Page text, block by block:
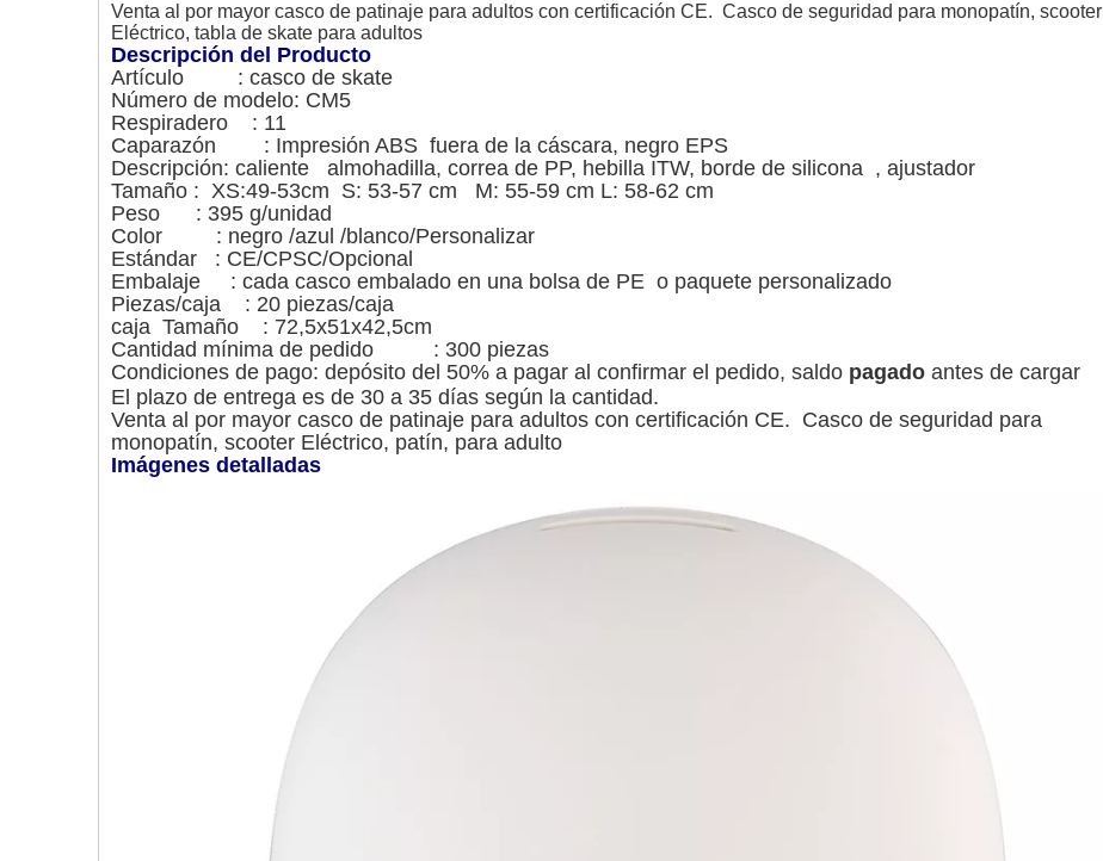
Venta al por mayor casco de patinaje para adultos con certificación CE. Casco de seguridad para monopatín, scooter
Eléctrico, tabla de skate para adultos
Descripción del Producto
Artículo : casco de skate
Número de modelo: CM5
Respiradero : 11
Caparazón : Impresión ABS fuera de la cáscara, negro EPS
Descripción: caliente almohadilla, correa de PP, hebilla ITW, borde de silicona , ajustador
Tamaño : XS:49-53cm S: 53-57 cm M: 55-59 cm L: 58-62 cm
Peso : 395 g/unidad
Color : negro /azul /blanco/Personalizar
Estándar : CE/CPSC/Opcional
Embalaje : cada casco embalado en una bolsa de PE o paquete personalizado
Piezas/caja : 20 piezas/caja
caja Tamaño : 72,5x51x42,5cm
Cantidad mínima de pedido : 300 piezas
Condiciones de pago: depósito del 50% a pagar al confirmar el pedido, saldo pagado antes de cargar
El plazo de entrega es de 30 a 35 días según la cantidad.
Venta al por mayor casco de patinaje para adultos con certificación CE. Casco de seguridad para
monopatín, scooter Eléctrico, patín, para adulto
Imágenes detalladas